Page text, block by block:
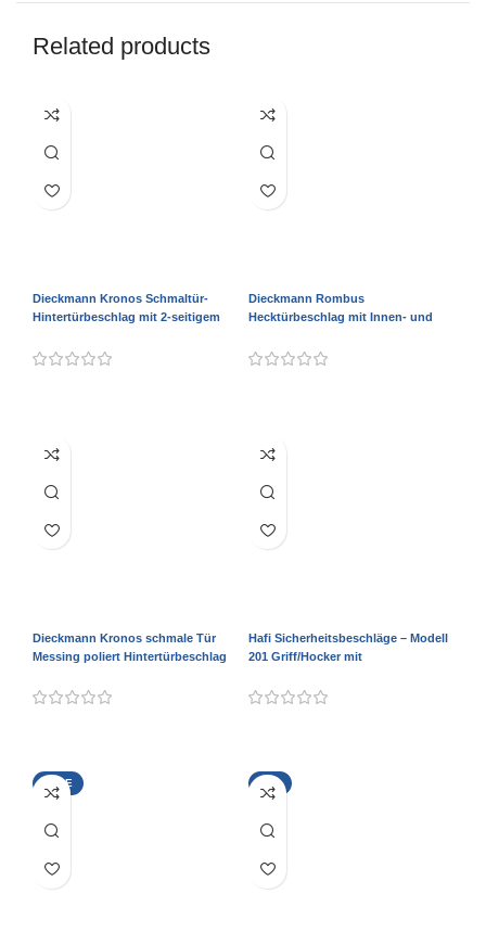
Related products
Dieckmann Kronos Schmaltür-
Hintertürbeschlag mit 2-seitigem
Dieckmann Rombus
Hecktürbeschlag mit Innen- und
Dieckmann Kronos schmale Tür
Messing poliert Hintertürbeschlag
abgerundetem Schild D2007M/045
Hafi Sicherheitsbeschläge – Modell
201 Griff/Hocker mit
SALE -1%